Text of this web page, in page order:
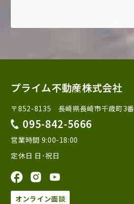
プライム不動産株式会社
〒852-8135 長崎県長崎市千歳町3
095-842-5666
営業時間 9:00-18:00
定休日 日･祝日
オンライン面談